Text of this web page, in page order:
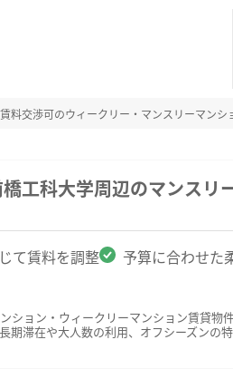
賃料交渉可のウィークリー・マンスリーマンシ
工科大学周辺のマンスリ
て賃料を調整 予算に合わせた
ション・ウィークリーマンション賃貸
期滞在や大人数の利用、オフシーズン